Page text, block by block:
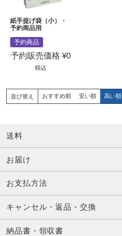
紙手提げ袋（小）・
予約商品用
予約商品
予約販売価格 ¥0
税込
並び替え おすすめ順 安い順 高い順
送料
お届け
お支払方法
キャンセル・返品・交換
納品書・領収書